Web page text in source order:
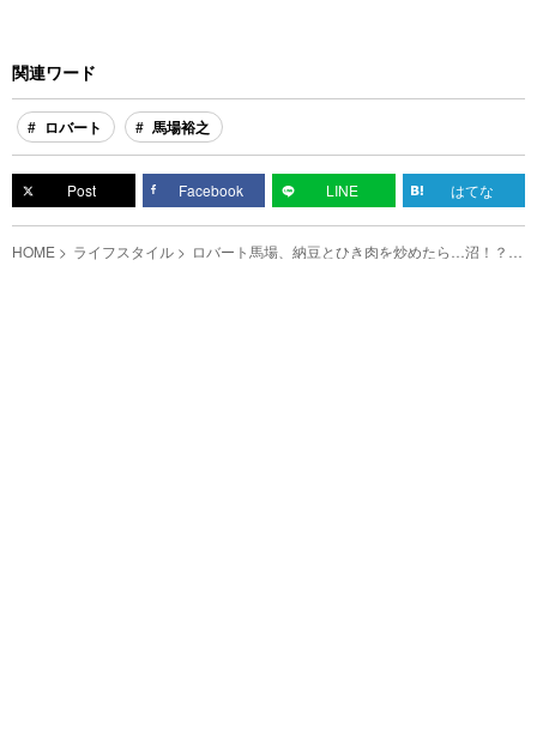
関連ワード
ロバート 馬場裕之
Post Facebook LINE はてな
HOME ライフスタイル ロバート馬場、納豆とひき肉を炒めたら…沼！？
「その発想はなかった」の声